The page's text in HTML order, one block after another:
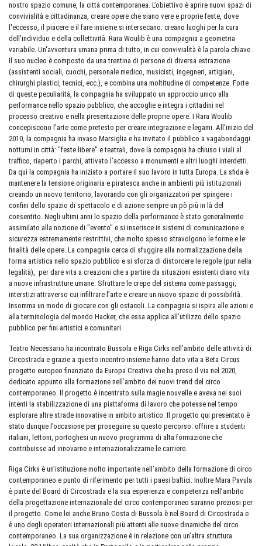
nostro spazio comune, la città contemporanea. L’obiettivo è aprire nuovi spazi di
convivialità e cittadinanza, creare opere che siano vere e proprie feste, dove
l'eccesso, il piacere e il fare insieme si intersecano: creano luoghi per la cura
dell'individuo e della collettività. Rara Woulib è una compagnia a geometria
variabile. Un'avventura umana prima di tutto, in cui convivialità è la parola chiave.
Il suo nucleo è composto da una trentina di persone di diversa estrazione
(assistenti sociali, cuochi, personale medico, musicisti, ingegneri, artigiani,
chirurghi plastici, tecnici, ecc.), e combina una moltitudine di competenze. Forte
di queste peculiarità, la compagnia ha sviluppato un approccio unico alla
performance nello spazio pubblico, che accoglie e integra i cittadini nel
processo creativo e nella presentazione delle proprie opere. I Rara Woulib
concepiscono l'arte come pretesto per creare integrazione e legami. All'inizio del
2010, la compagnia ha invaso Marsiglia e ha invitato il pubblico a vagabondaggi
notturni in città: "feste libere" e teatrali, dove la compagnia ha chiuso i viali al
traffico, riaperto i parchi, attivato l’accesso a monumenti e altri luoghi interdetti.
Da qui la compagnia ha iniziato a portare il suo lavoro in tutta Europa. La sfida è
mantenere la tensione originaria e piratesca anche in ambienti più istituzionali
creando un nuovo territorio, lavorando con gli organizzatori per spingere i
confini dello spazio di spettacolo e di azione sempre un pò più in là del
consentito. Negli ultimi anni lo spazio della performance è stato generalmente
assimilato alla nozione di "evento" e si inserisce in sistemi di comunicazione e
sicurezza estremamente restrittivi, che molto spesso stravolgono le forme e le
finalità delle opere. La compagnia cerca di sfuggire alla normalizzazione della
forma artistica nello spazio pubblico e si sforza di distorcere le regole (pur nella
legalità), per dare vita a creazioni che a partire da situazioni esistenti diano vita
a nuove infrastrutture umane. Sfruttare le crepe del sistema come passaggi,
interstizi attraverso cui infiltrare l’arte e creare un nuovo spazio di possibilità.
Insomma un modo di giocare con gli ostacoli. La compagnia si ispira alle azioni e
alla terminologia del mondo Hacker, che essa applica all’utilizzo dello spazio
pubblico per fini artistici e comunitari.
Teatro Necessario ha incontrato Bussola e Riga Cirks nell’ambito delle attività di
Circostrada e grazie a questo incontro insieme hanno dato vita a Beta Circus
progetto europeo finanziato da Europa Creativa che ha preso il via nel 2020,
dedicato appunto alla formazione nell’ambito dei nuovi trend del circo
contemporaneo. Il progetto è incentrato sulla magie nouvelle e aveva nei suoi
intenti la stabilizzazione di una piattaforma di lavoro che potesse nel tempo
esplorare altre strade innovative in ambito artistico. Il progetto qui presentato è
stato dunque l’occasione per proseguire su questo percorso: offrire a studenti
italiani, lettoni, portoghesi un nuovo programma di alta formazione che
contribuisse ad innovarne e internazionalizzarne le carriere.
Riga Cirks è un’istituzione molto importante nell’ambito della formazione di circo
contemporaneo e punto di riferimento per tutti i paesi baltici. Inoltre Mara Pavula
è parte del Board di Circostrada e la sua esperienza e competenza nell’ambito
della progettazione internazionale del circo contemporaneo saranno preziosi per
il progetto. Come lei anche Bruno Costa di Bussola è nel Board di Circostrada e
è uno degli operatori internazionali più attenti alle nuove dinamiche del circo
contemporaneo. La sua organizzazione è in relazione con un’altra struttura